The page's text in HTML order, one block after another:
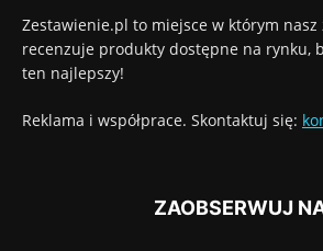
Zestawienie.pl to miejsce w którym nasz
recenzuje produkty dostępne na rynku,
ten najlepszy!
Reklama i współprace. Skontaktuj się:
ZAOBSERWUJ